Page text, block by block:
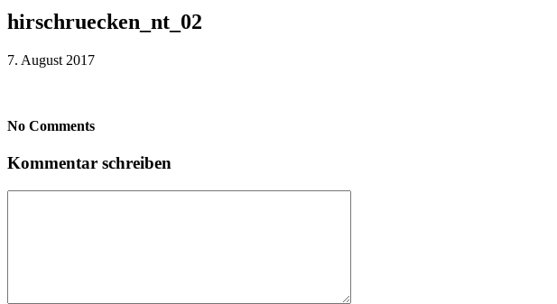
hirschruecken_nt_02
7. August 2017
No Comments
Kommentar schreiben